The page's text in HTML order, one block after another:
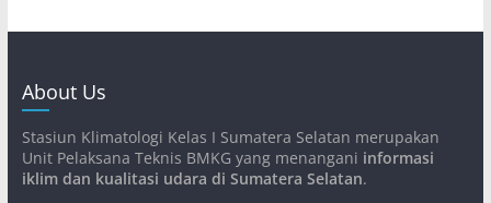
About Us
Stasiun Klimatologi Kelas I Sumatera Selatan merupakan
Unit Pelaksana Teknis BMKG yang menangani informasi
iklim dan kualitasi udara di Sumatera Selatan.